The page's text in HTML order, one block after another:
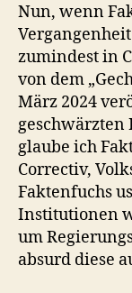
Nun, wenn
zumindest in
von dem
März 2024
geschwärzten
glaube ich
Correctiv,
Faktenfuchs
Institutionen
um
absurd diese